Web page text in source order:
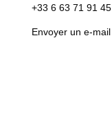
+33 6 63 71 91 45
Envoyer un e-mail